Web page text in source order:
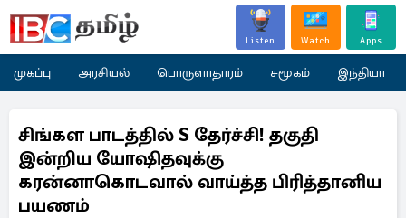
Listen Watch Apps
முகப்பு அரசியல் பொருளாதாரம் சமூகம் இந்தியா
சிங்கள பாடத்தில் S தேர்ச்சி! தகுதி
இன்றிய யோஷிதவுக்கு
கரன்னாகொடவால் வாய்த்த பிரித்தானிய
பயணம்